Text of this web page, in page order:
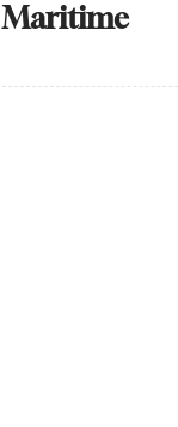
Maritime